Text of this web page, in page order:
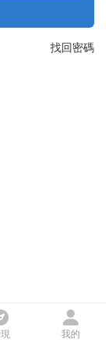
找回密碼
我的